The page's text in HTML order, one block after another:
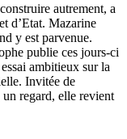
autrement, a
d’Etat. Mazarine
y est parvenue.
publie ces jours-ci
ambitieux sur la
Invitée de
regard, elle revient